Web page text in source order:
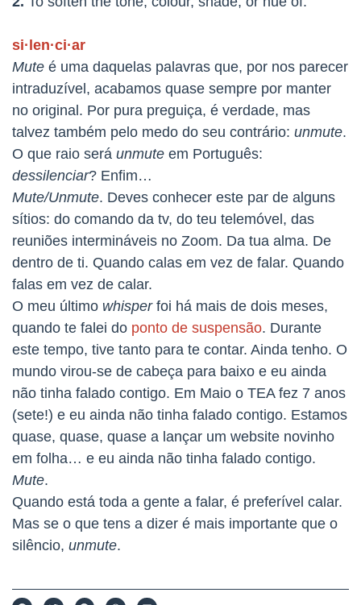
si·len·ci·ar
Mute é uma daquelas palavras que, por nos parecer
intraduzível, acabamos quase sempre por manter
no original. Por pura preguiça, é verdade, mas
talvez também pelo medo do seu contrário: unmute.
O que raio será unmute em Português:
dessilenciar? Enfim…
Mute/Unmute. Deves conhecer este par de alguns
sítios: do comando da tv, do teu telemóvel, das
reuniões intermináveis no Zoom. Da tua alma. De
dentro de ti. Quando calas em vez de falar. Quando
falas em vez de calar.
O meu último whisperfoi há mais de dois meses,
quando te falei do ponto de suspensão. Durante
este tempo, tive tanto para te contar. Ainda tenho. O
mundo virou-se de cabeça para baixo e eu ainda
não tinha falado contigo. Em Maio o TEA fez 7 anos
(sete!) e eu ainda não tinha falado contigo. Estamos
quase, quase, quase a lançar um website novinho
em folha… e eu ainda não tinha falado contigo.
Mute.
Quando está toda a gente a falar, é preferível calar.
Mas se o que tens a dizer é mais importante que o
silêncio, unmute.